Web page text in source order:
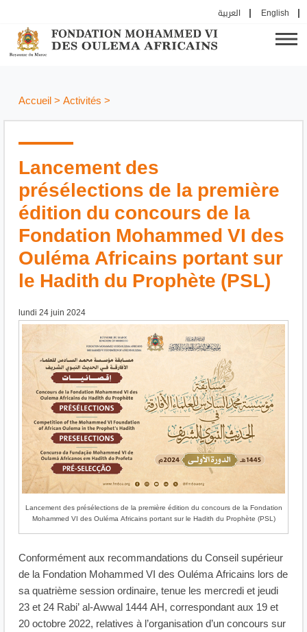
العربية English
Accueil> Activités >
Lancement des
présélections de la première
édition du concours de la
Fondation Mohammed VI des
Ouléma Africains portant sur
le Hadith du Prophète (PSL)
lundi 24 juin 2024
Lancement des présélections de la première édition du concours de la Fondation
Mohammed VI des Ouléma Africains portant sur le Hadith du Prophète (PSL)
Conformément aux recommandations du Conseil supérieur
de la Fondation Mohammed VI des Ouléma Africains lors de
sa quatrième session ordinaire, tenue les mercredi et jeudi
23 et 24 Rabi’ al-Awwal 1444 AH, correspondant aux 19 et
20 octobre 2022, relatives à l’organisation d’un concours sur